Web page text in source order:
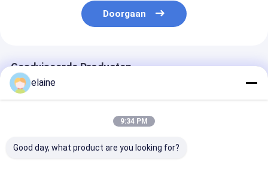
Doorgaan
Geadviseerde Producten
elaine
9:34 PM
Good day, what product are you looking for?